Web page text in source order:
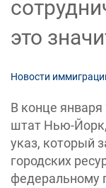
это
Новости
В конце
штат Нью-
указ, который
городских
федеральному